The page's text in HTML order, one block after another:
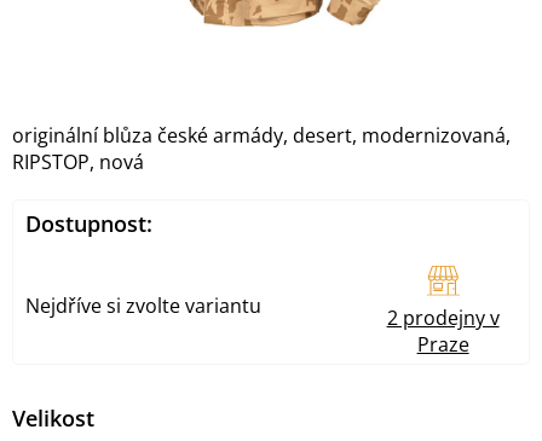
Velikost
originální blůza české armády, desert, modernizovaná,
RIPSTOP, nová
Dostupnost:
Nejdříve si zvolte variantu
2 prodejny v
Praze